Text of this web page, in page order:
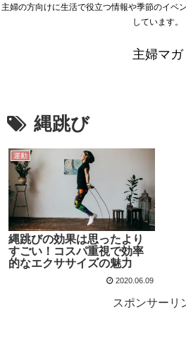
主婦の方向けに生活で役立つ情報や季節のイベ
しています。
主婦マガ
縄跳び
運動
縄跳びの効果は思ったより
すごい！コスパ重視で効率
的なエクササイズの魅力
2020.06.09
スポンサーリ